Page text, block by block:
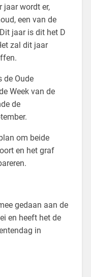
jaar wordt er,
een van de
jaar is dit het D
zal dit jaar
de Oude
Week van de
de
om beide
en het graf
gedaan aan de
en heeft het de
in